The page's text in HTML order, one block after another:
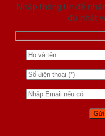
Nhập thông tin để
đủ nhất